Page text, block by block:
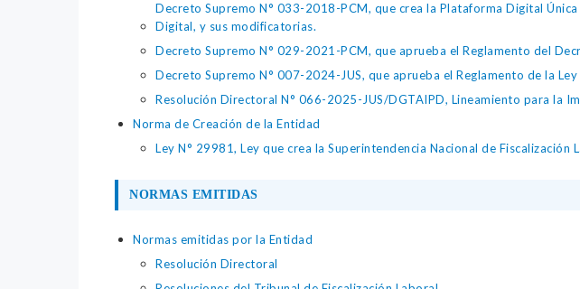
Decreto Supremo N° 033-2018-PCM, que crea la Plataforma Digital
Digital, y sus modificatorias.
Decreto Supremo N° 029-2021-PCM, que aprueba el Reglamento del
Decreto Supremo N° 007-2024-JUS, que aprueba el Reglamento de la
Resolución Directoral N° 066-2025-JUS/DGTAIPD, Lineamiento para la
Norma de Creación de la Entidad
Ley N° 29981, Ley que crea la Superintendencia Nacional de Fiscalización
NORMAS EMITIDAS
Normas emitidas por la Entidad
Resolución Directoral